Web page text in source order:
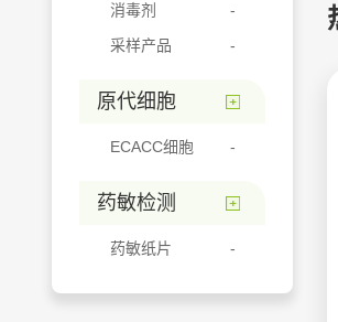
消毒剂
采样产品
原代细胞
ECACC细胞
药敏检测
药敏纸片